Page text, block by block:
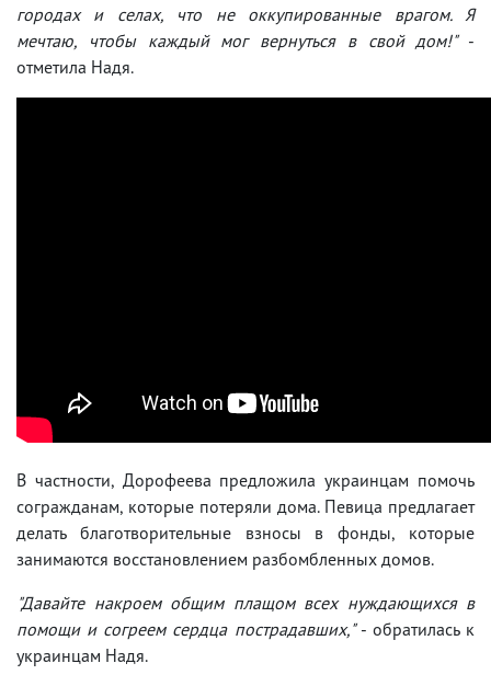
городах и селах, что не оккупированные врагом. Я
мечтаю, чтобы каждый мог вернуться в свой дом!" -
отметила Надя.
В частности, Дорофеева предложила украинцам помочь
согражданам, которые потеряли дома. Певица предлагает
делать благотворительные взносы в фонды, которые
занимаются восстановлением разбомбленных домов.
"Давайте накроем общим плащом всех нуждающихся в
помощи и согреем сердца пострадавших,"- обратилась к
украинцам Надя.